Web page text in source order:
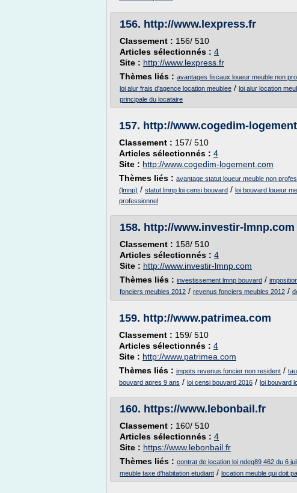
156. http://www.lexpress.fr
Classement : 156/ 510
Articles sélectionnés : 4
Site : http://www.lexpress.fr
Thèmes liés : avantages fiscaux loueur meuble non
loi alur frais d'agence location meublee / loi alur location
principale du locataire
157. http://www.cogedim-
Classement : 157/ 510
Articles sélectionnés : 4
Site : http://www.cogedim-logement.com
Thèmes liés : avantage statut loueur meuble non
(lmnp) / statut lmnp loi censi bouvard / loi bouvard loueur
professionnel
158. http://www.investir-lmnp.com
Classement : 158/ 510
Articles sélectionnés : 4
Site : http://www.investir-lmnp.com
Thèmes liés : investissement lmnp bouvard /
fonciers meubles 2012 / revenus fonciers meubles 2012 /
159. http://www.patrimea.com
Classement : 159/ 510
Articles sélectionnés : 4
Site : http://www.patrimea.com
Thèmes liés : impots revenus foncier non resident /
bouvard apres 9 ans / loi censi bouvard 2016 / loi bouvard
160. https://www.lebonbail.fr
Classement : 160/ 510
Articles sélectionnés : 4
Site : https://www.lebonbail.fr
Thèmes liés : contrat de location loi ndeg89 462 du 6
meuble taxe d'habitation etudiant / location meuble qui doit